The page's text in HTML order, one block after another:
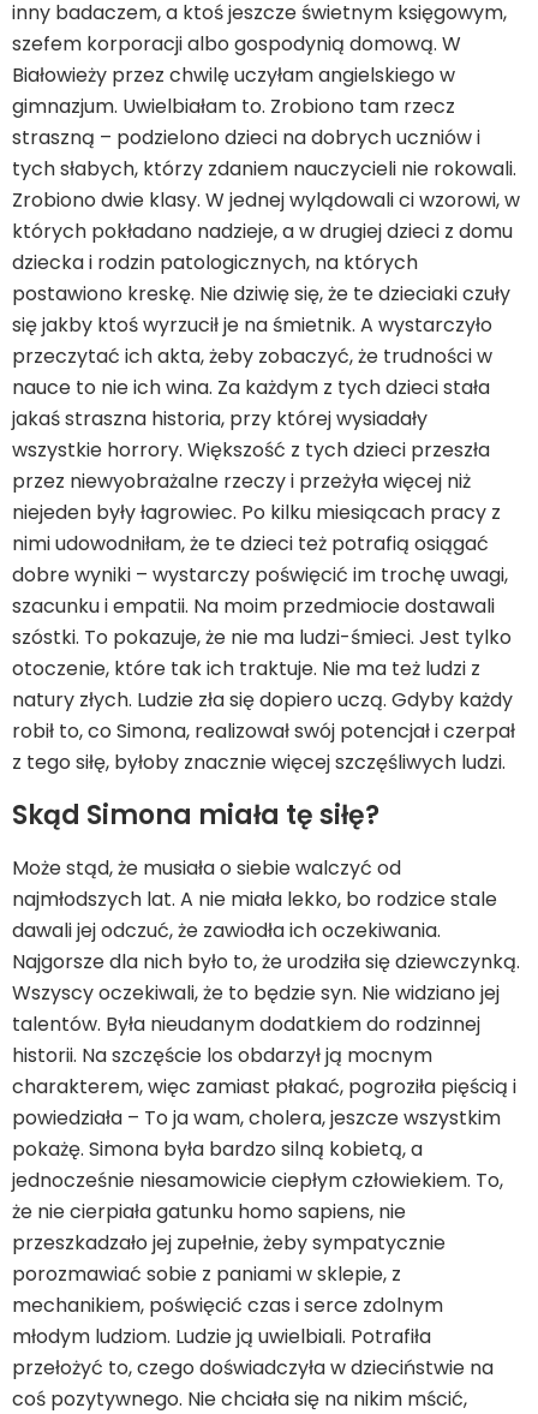
inny badaczem, a ktoś jeszcze świetnym księgowym,
szefem korporacji albo gospodynią domową. W
Białowieży przez chwilę uczyłam angielskiego w
gimnazjum. Uwielbiałam to. Zrobiono tam rzecz
straszną – podzielono dzieci na dobrych uczniów i
tych słabych, którzy zdaniem nauczycieli nie rokowali.
Zrobiono dwie klasy. W jednej wylądowali ci wzorowi, w
których pokładano nadzieje, a w drugiej dzieci z domu
dziecka i rodzin patologicznych, na których
postawiono kreskę. Nie dziwię się, że te dzieciaki czuły
się jakby ktoś wyrzucił je na śmietnik. A wystarczyło
przeczytać ich akta, żeby zobaczyć, że trudności w
nauce to nie ich wina. Za każdym z tych dzieci stała
jakaś straszna historia, przy której wysiadały
wszystkie horrory. Większość z tych dzieci przeszła
przez niewyobrażalne rzeczy i przeżyła więcej niż
niejeden były łagrowiec. Po kilku miesiącach pracy z
nimi udowodniłam, że te dzieci też potrafią osiągać
dobre wyniki – wystarczy poświęcić im trochę uwagi,
szacunku i empatii. Na moim przedmiocie dostawali
szóstki. To pokazuje, że nie ma ludzi-śmieci. Jest tylko
otoczenie, które tak ich traktuje. Nie ma też ludzi z
natury złych. Ludzie zła się dopiero uczą. Gdyby każdy
robił to, co Simona, realizował swój potencjał i czerpał
z tego siłę, byłoby znacznie więcej szczęśliwych ludzi.
Skąd Simona miała tę siłę?
Może stąd, że musiała o siebie walczyć od
najmłodszych lat. A nie miała lekko, bo rodzice stale
dawali jej odczuć, że zawiodła ich oczekiwania.
Najgorsze dla nich było to, że urodziła się dziewczynką.
Wszyscy oczekiwali, że to będzie syn. Nie widziano jej
talentów. Była nieudanym dodatkiem do rodzinnej
historii. Na szczęście los obdarzył ją mocnym
charakterem, więc zamiast płakać, pogroziła pięścią i
powiedziała – To ja wam, cholera, jeszcze wszystkim
pokażę. Simona była bardzo silną kobietą, a
jednocześnie niesamowicie ciepłym człowiekiem. To,
że nie cierpiała gatunku homo sapiens, nie
przeszkadzało jej zupełnie, żeby sympatycznie
porozmawiać sobie z paniami w sklepie, z
mechanikiem, poświęcić czas i serce zdolnym
młodym ludziom. Ludzie ją uwielbiali. Potrafiła
przełożyć to, czego doświadczyła w dzieciństwie na
coś pozytywnego. Nie chciała się na nikim mścić,